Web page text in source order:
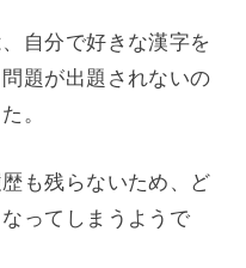
自分で好きな漢字を
題が出題されないの
。
も残らないため、ど
ってしまうようで